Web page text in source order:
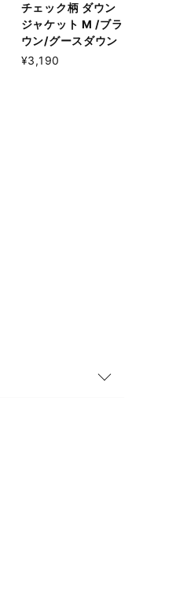
チェック柄 ダウン
ジャケット M /ブラ
ウン/グースダウン
¥3,190